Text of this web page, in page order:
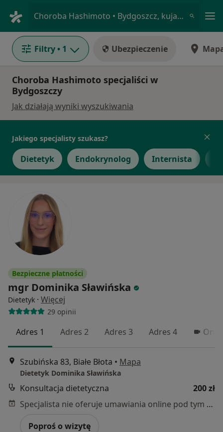
Choroba Hashimoto • Bydgoszcz, kujawsko-pomorskie
Filtry • 1 Ubezpieczenie
Choroba Hashimoto specjaliści w
Bydgoszczy
Jak działają wyniki wyszukiwania
Jakiego specjalisty szukasz?
Dietetyk Endokrynolog Internista
Bezpieczne płatności
mgr Dominika Sławińska
Dietetyk · Więcej
29 opinii
Adres 1 Adres 2 Adres 3 Adres 4
Szubińska 83, Białe Błota • Mapa
Dietetyk Dominika Sławińska
Konsultacja dietetyczna
200 zł
Specjalista nie oferuje umawiania online pod tym adresem.
Poproś o wizytę